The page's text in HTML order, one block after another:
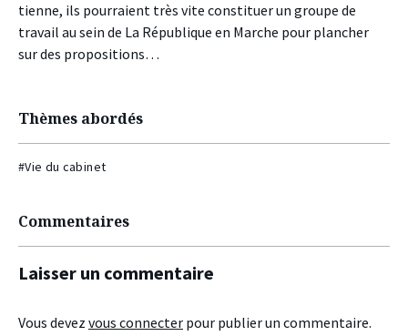
tienne, ils pourraient très vite constituer un groupe de
travail au sein de La République en Marche pour plancher
sur des propositions…
Thèmes abordés
#Vie du cabinet
Commentaires
Laisser un commentaire
Vous devez vous connecter pour publier un commentaire.